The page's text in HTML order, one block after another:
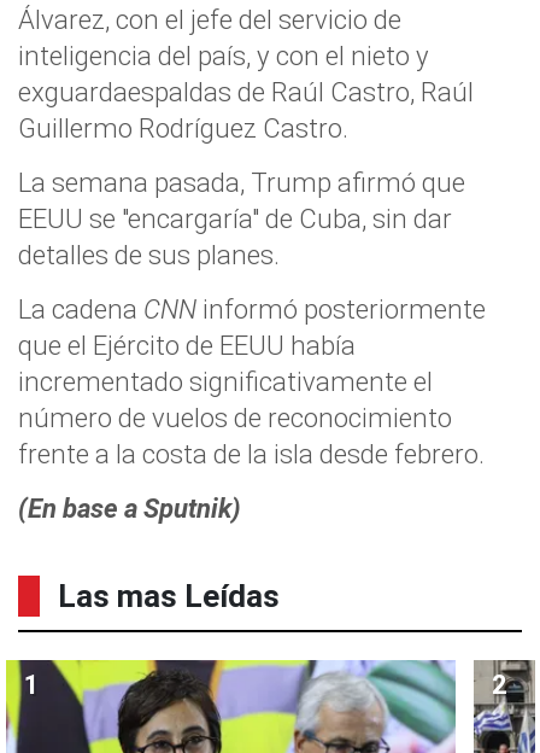
Álvarez, con el jefe del servicio de
inteligencia del país, y con el nieto y
exguardaespaldas de Raúl Castro, Raúl
Guillermo Rodríguez Castro.
La semana pasada, Trump afirmó que
EEUU se "encargaría" de Cuba, sin dar
detalles de sus planes.
La cadena CNN informó posteriormente
que el Ejército de EEUU había
incrementado significativamente el
número de vuelos de reconocimiento
frente a la costa de la isla desde febrero.
(En base a Sputnik)
Las mas Leídas